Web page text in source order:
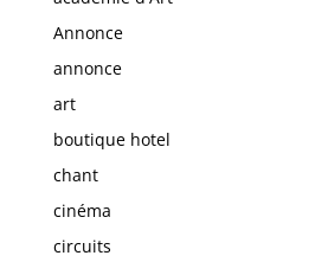
Annonce
annonce
art
boutique hotel
chant
cinéma
circuits